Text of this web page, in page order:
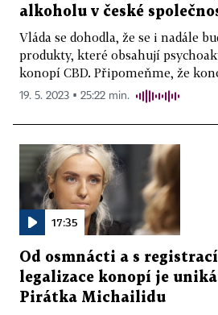
alkoholu v české
Vláda se dohodla, že se i nadále
produkty, které obsahují
konopí CBD. Připomeňme, že
19. 5. 2023 ▪ 25:22 min.
17:35
Od osmnácti a s
legalizace konopí je
Pirátka Michailidu